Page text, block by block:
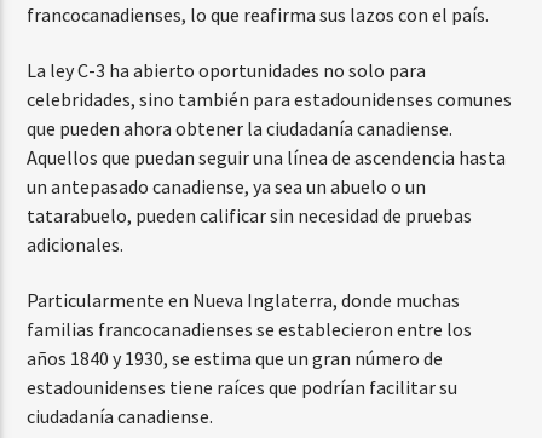
francocanadienses, lo que reafirma sus lazos con el país.
La ley C-3 ha abierto oportunidades no solo para
celebridades, sino también para estadounidenses comunes
que pueden ahora obtener la ciudadanía canadiense.
Aquellos que puedan seguir una línea de ascendencia hasta
un antepasado canadiense, ya sea un abuelo o un
tatarabuelo, pueden calificar sin necesidad de pruebas
adicionales.
Particularmente en Nueva Inglaterra, donde muchas
familias francocanadienses se establecieron entre los
años 1840 y 1930, se estima que un gran número de
estadounidenses tiene raíces que podrían facilitar su
ciudadanía canadiense.